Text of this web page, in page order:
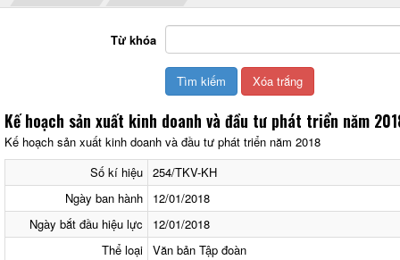
Từ khóa
Kế hoạch sản xuất kinh doanh và đầu tư phát triển năm
Kế hoạch sản xuất kinh doanh và đầu tư phát triển năm 2018
Số kí hiệu 254/TKV-KH
Ngày ban hành
12/01/2018
Ngày bắt đầu hiệu lực
12/01/2018
Thể loại Văn bản Tập đoàn